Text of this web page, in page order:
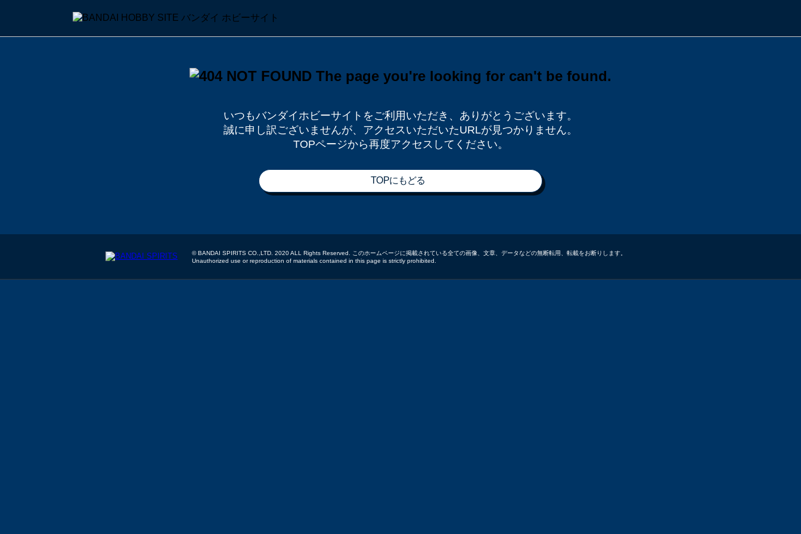
いつもバンダイホビーサイトをご利用いただき、 ありがとうございます。
誠に申し訳ございませんが、 アクセスいただいたURLが見つかりません。
TOPページから再度アクセスしてください。
TOPにもどる
© BANDAI SPIRITS CO.,LTD. 2020 ALL Rights Reserved. このホームページに掲載されている全ての画像、文章、データなどの無断転用、転載をお断りします。
Unauthorized use or reproduction of materials contained in this page is strictly prohibited.